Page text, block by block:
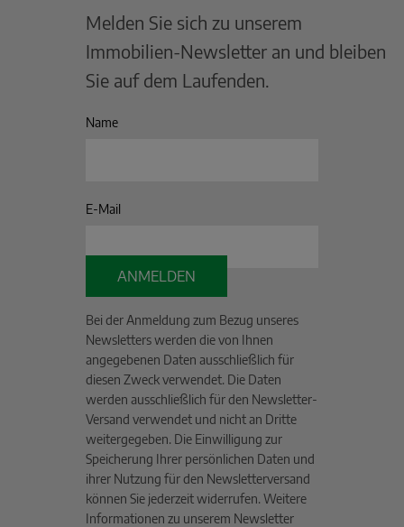
Melden Sie sich zu unserem
Immobilien-Newsletter an und bleiben
Sie auf dem Laufenden.
Name
E-Mail
ANMELDEN
Bei der Anmeldung zum Bezug unseres
Newsletters werden die von Ihnen
angegebenen Daten ausschließlich für
diesen Zweck verwendet. Die Daten
werden ausschließlich für den Newsletter-
Versand verwendet und nicht an Dritte
weitergegeben. Die Einwilligung zur
Speicherung Ihrer persönlichen Daten und
ihrer Nutzung für den Newsletterversand
können Sie jederzeit widerrufen. Weitere
Informationen zu unserem Newsletter